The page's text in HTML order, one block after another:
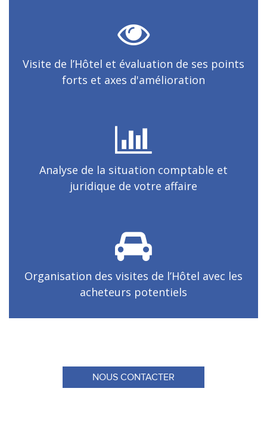
Visite de l’Hôtel et évaluation de ses points
forts et axes d'amélioration
Analyse de la situation comptable et
juridique de votre affaire
Organisation des visites de l’Hôtel avec les
acheteurs potentiels
NOUS CONTACTER